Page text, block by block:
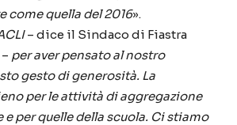
come quella del 2016».
– dice il Sindaco di Fiastra
per aver pensato al nostro
gesto di generosità. La
per le attività di aggregazione
per quelle della scuola. Ci stiamo